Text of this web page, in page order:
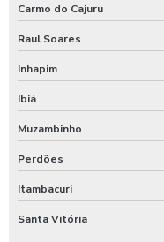
Tarifador de banho para praia
Tarifador para calibrador
Tarifador para calibrador
Tarifador para calibrador
Tarifador para calibrador
Carmo do Cajuru
Raul Soares
Inhapim
Ibiá
Muzambinho
Perdões
Itambacuri
Santa Vitória